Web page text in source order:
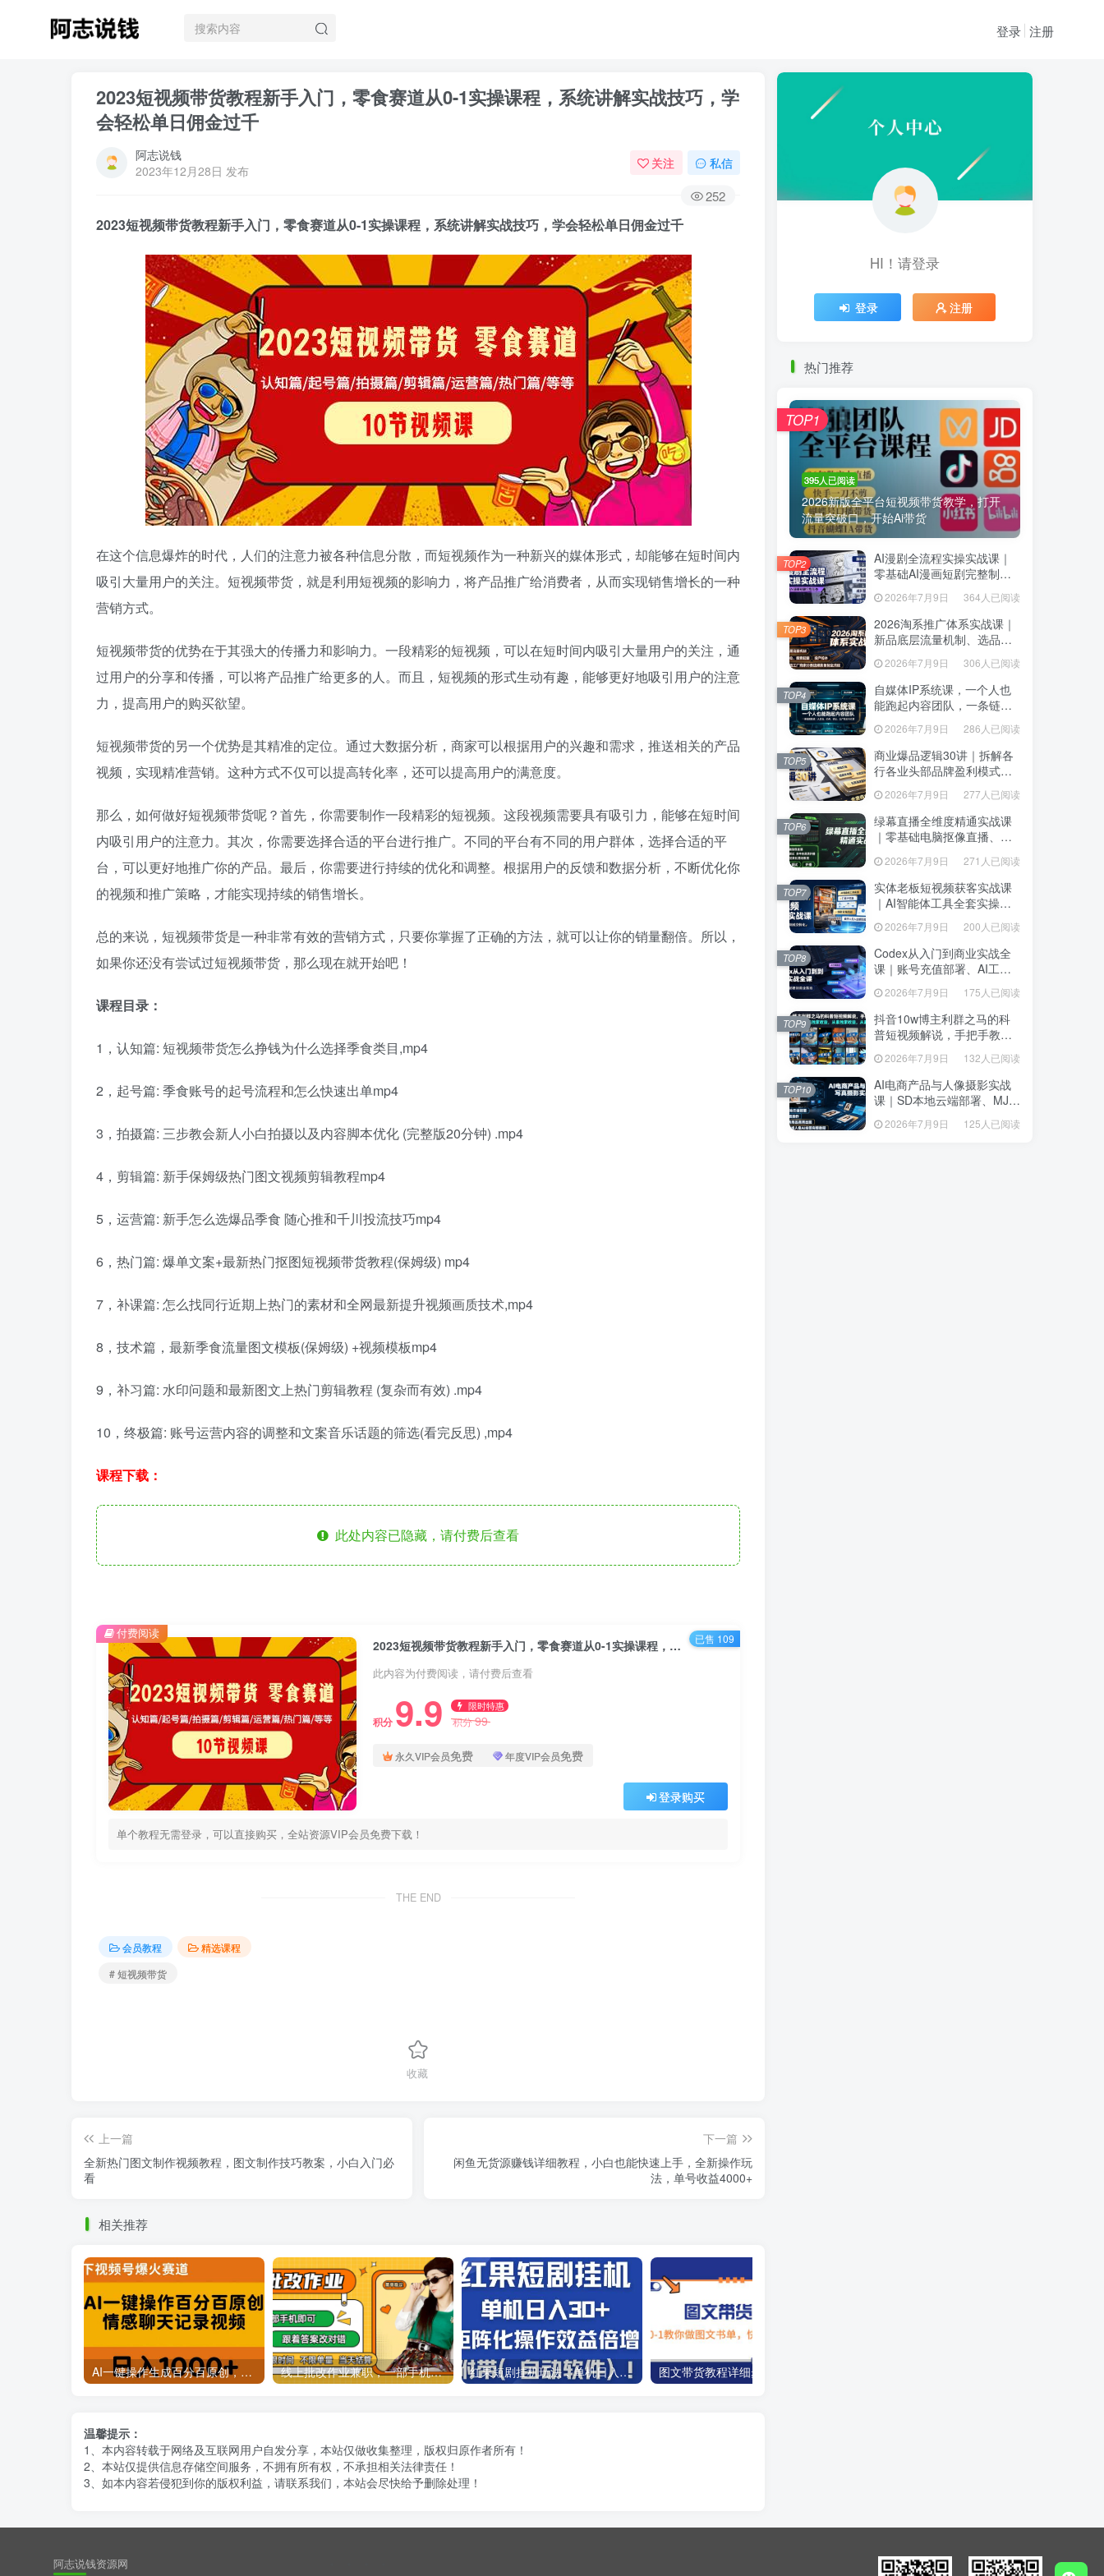
登录 注册
2023短视频带货教程新手入门，零食赛道从0-1实操课程，系统讲解实战技巧，学
会轻松单日佣金过千
阿志说钱
2023年12月28日 发布
关注 私信
252
2023短视频带货教程新手入门，零食赛道从0-1实操课程，系统讲解实战技巧，学会轻松单日佣金过千
在这个信息爆炸的时代，人们的注意力被各种信息分散，而短视频作为一种新兴的媒体形式，却能够在短时间内
吸引大量用户的关注。短视频带货，就是利用短视频的影响力，将产品推广给消费者，从而实现销售增长的一种
营销方式。
短视频带货的优势在于其强大的传播力和影响力。一段精彩的短视频，可以在短时间内吸引大量用户的关注，通
过用户的分享和传播，可以将产品推广给更多的人。而且，短视频的形式生动有趣，能够更好地吸引用户的注意
力，提高用户的购买欲望。
短视频带货的另一个优势是其精准的定位。通过大数据分析，商家可以根据用户的兴趣和需求，推送相关的产品
视频，实现精准营销。这种方式不仅可以提高转化率，还可以提高用户的满意度。
那么，如何做好短视频带货呢？首先，你需要制作一段精彩的短视频。这段视频需要具有吸引力，能够在短时间
内吸引用户的注意力。其次，你需要选择合适的平台进行推广。不同的平台有不同的用户群体，选择合适的平
台，可以更好地推广你的产品。最后，你需要进行持续的优化和调整。根据用户的反馈和数据分析，不断优化你
的视频和推广策略，才能实现持续的销售增长。
总的来说，短视频带货是一种非常有效的营销方式，只要你掌握了正确的方法，就可以让你的销量翻倍。所以，
如果你还没有尝试过短视频带货，那么现在就开始吧！
课程目录：
1，认知篇: 短视频带货怎么挣钱为什么选择季食类目,mp4
2，起号篇: 季食账号的起号流程和怎么快速出单mp4
3，拍摄篇: 三步教会新人小白拍摄以及内容脚本优化 (完整版20分钟) .mp4
4，剪辑篇: 新手保姆级热门图文视频剪辑教程mp4
5，运营篇: 新手怎么选爆品季食 随心推和千川投流技巧mp4
6，热门篇: 爆单文案+最新热门抠图短视频带货教程(保姆级) mp4
7，补课篇: 怎么找同行近期上热门的素材和全网最新提升视频画质技术,mp4
8，技术篇，最新季食流量图文模板(保姆级) +视频模板mp4
9，补习篇: 水印问题和最新图文上热门剪辑教程 (复杂而有效) .mp4
10，终极篇: 账号运营内容的调整和文案音乐话题的筛选(看完反思) ,mp4
课程下载：
此处内容已隐藏，请付费后查看
2023短视频带货教程新手入门，零食赛道从0-1实操课程，系统讲解实战技巧，学会轻松单日佣金过千
此内容为付费阅读，请付费后查看
积分 9.9 限时特惠
积分99
永久VIP会员免费 年度VIP会员免费
登录购买
单个教程无需登录，可以直接购买，全站资源VIP会员免费下载！
付费阅读 已售 109
THE END
会员教程
精选课程
# 短视频带货
收藏
上一篇
全新热门图文制作视频教程，图文制作技巧教案，小白入门必
看
下一篇
闲鱼无货源赚钱详细教程，小白也能快速上手，全新操作玩
法，单号收益4000+
相关推荐
AI一键操作生成百分百原创，揭秘情感聊天记录视频，当下视频号爆火新赛道 线上批改作业兼职，一部手机轻松操作，时间自由，单量不限，多劳多得，勤奋者日入300+当天见收益！ 红果短剧挂机玩法，单机日入30+，新手简单操作，批量增加收益！
温馨提示：
1、本内容转载于网络及互联网用户自发分享，本站仅做收集整理，版权归原作者所有！
2、本站仅提供信息存储空间服务，不拥有所有权，不承担相关法律责任！
3、如本内容若侵犯到你的版权利益，请联系我们，本站会尽快给予删除处理！
HI！请登录
登录 注册
热门推荐
395人已阅读
2026新版全平台短视频带货教学，打开
流量突破口，开始Ai带货
TOP1
AI漫剧全流程实操实战课｜
零基础AI漫画短剧完整制
作、脚本出图成片全链路落
2026年7月9日 364人已阅读
TOP2
2026淘系推广体系实战课｜
新品底层流量机制、选品定
位、搜索起量、投产控本、
新店老店工厂商家分赛道爆
款全流程
2026年7月9日 306人已阅读
TOP3
自媒体IP系统课，一个人也
能跑起内容团队，一条链路
跑通，从定位、热点、表
达、生产到发布托管
2026年7月9日 286人已阅读
TOP4
商业爆品逻辑30讲｜拆解各
行各业头部品牌盈利模式，
吃透爆品打造、低成本传
播、长效变现全套商业思维
课
2026年7月9日 277人已阅读
TOP5
绿幕直播全维度精通实战课
｜零基础电脑抠像直播、
OBS高阶调试、多平台高清
开播、直播间视觉美化落地
教程
2026年7月9日 271人已阅读
TOP6
实体老板短视频获客实战课
｜AI智能体工具全套实操、
门店IP打造、爆款变现选
题、数字人无人出镜引流完
整教程
2026年7月9日 200人已阅读
TOP7
Codex从入门到商业实战全
课｜账号充值部署、AI工具
联动、核心功能精讲、自动
化搭建、全站项目开发零基
础教程
2026年7月9日 175人已阅读
TOP8
抖音10w博主利群之马的科
普短视频解说，手把手教你
解锁伙伴计划+精选独家收
益，从素材到成片全流程
2026年7月9日 132人已阅读
TOP9
AI电商产品与人像摄影实战
课｜SD本地云端部署、MJ全
套操作、多品类商品商用出
图、创意风格人像AI绘图完
2026年7月9日 125人已阅读
TOP10
HI！请登录
登录 注册
热门推荐
395人已阅读
2026新版全平台短视频带货教学，打开
流量突破口，开始Ai带货
TOP1
AI漫剧全流程实操实战课｜
零基础AI漫画短剧完整制
作、脚本出图成片全链路落
地教程
2026年7月9日 364人已阅读
TOP2
2026淘系推广体系实战课｜
新品底层流量机制、选品定
位、搜索起量、投产控本、
新店老店工厂商家分赛道爆
款全流程
2026年7月9日 306人已阅读
TOP3
自媒体IP系统课，一个人也
能跑起内容团队，一条链路
跑通，从定位、热点、表
达、生产到发布托管
2026年7月9日 286人已阅读
TOP4
商业爆品逻辑30讲｜拆解各
行各业头部品牌盈利模式，
吃透爆品打造、低成本传
播、长效变现全套商业思维
课
2026年7月9日 277人已阅读
TOP5
绿幕直播全维度精通实战课
｜零基础电脑抠像直播、
开播、直播间视觉美化落地
教程
2026年7月9日 271人已阅读
TOP6
实体老板短视频获客实战课
｜AI智能体工具全套实操、
题、数字人无人出镜引流完
整教程
2026年7月9日 200人已阅读
TOP7
Codex从入门到商业实战全
课｜账号充值部署、AI工具
化搭建、全站项目开发零基
础教程
2026年7月9日 175人已阅读
TOP8
抖音10w博主利群之马的科
普短视频解说，手把手教你
益，从素材到成片全流程
2026年7月9日 132人已阅读
TOP9
AI电商产品与人像摄影实战
课｜SD本地云端部署、MJ全
图、创意风格人像AI绘图完
2026年7月9日 125人已阅读
TOP10
阿志说钱资源网